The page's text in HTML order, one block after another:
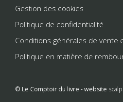
Gestion des cookies
Politique de confidentialité
Conditions générales de vente
Politique en matière de
© Le Comptoir du livre - website